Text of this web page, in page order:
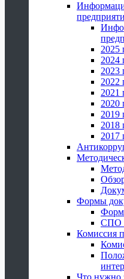
2025
2024
2023
2022
2021
2020
2019
2018
2017
Формы
СПО
Комиссия
Что нужно